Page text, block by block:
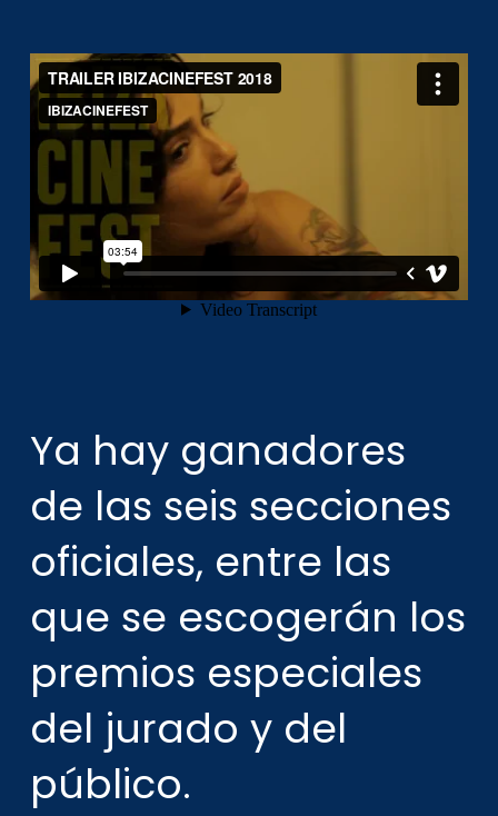
Ya hay ganadores
de las seis secciones
oficiales, entre las
que se escogerán los
premios especiales
del jurado y del
público.